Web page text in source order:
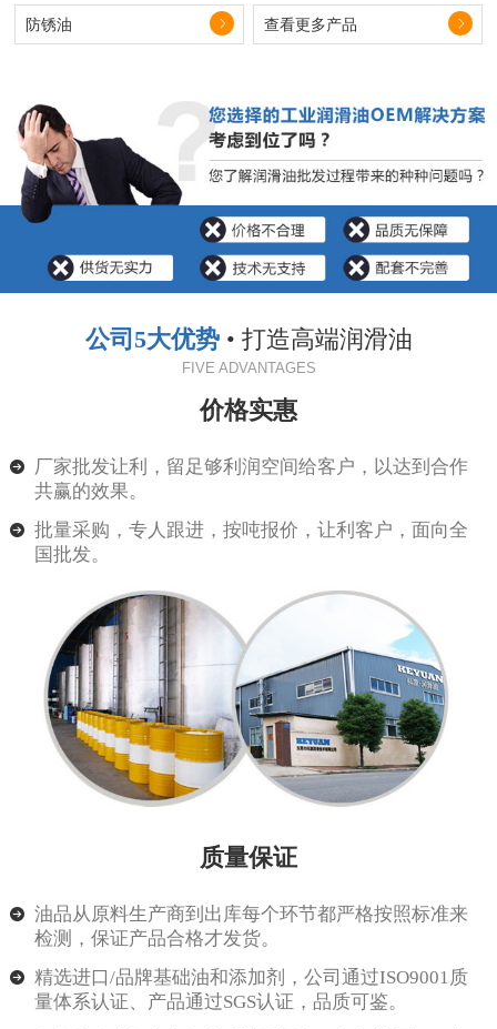
防锈油 查看更多产品
公司5大优势• 打造高端润滑油
FIVE ADVANTAGES
价格实惠
厂家批发让利，留足够利润空间给客户，以达到合作
共赢的效果。
批量采购，专人跟进，按吨报价，让利客户，面向全
国批发。
质量保证
油品从原料生产商到出库每个环节都严格按照标准来
检测，保证产品合格才发货。
精选进口/品牌基础油和添加剂，公司通过ISO9001质
量体系认证、产品通过SGS认证，品质可鉴。